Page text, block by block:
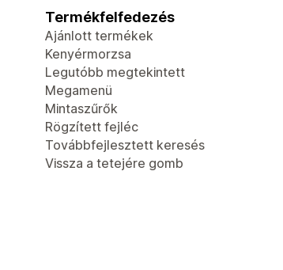
Termékfelfedezés
Ajánlott termékek
Kenyérmorzsa
Legutóbb megtekintett
Megamenü
Mintaszűrők
Rögzített fejléc
Továbbfejlesztett keresés
Vissza a tetejére gomb